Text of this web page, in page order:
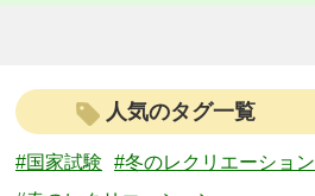
人気のタグ一覧
#国家試験
#冬のレクリエーション